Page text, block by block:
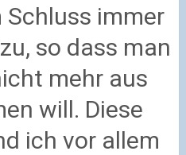
immer
so dass man
mehr aus
will. Diese
ich vor allem